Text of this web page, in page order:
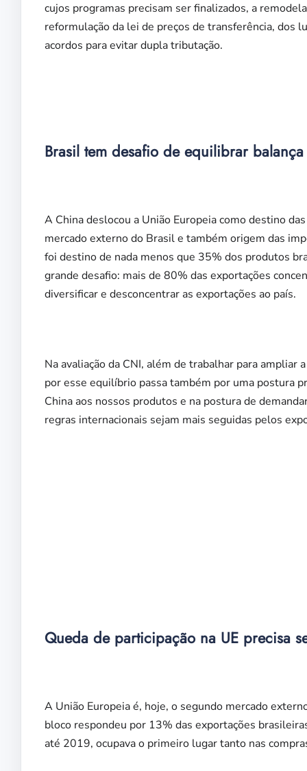
cujos programas precisam ser finalizados, a
reformulação da lei de preços de transferência, dos
acordos para evitar dupla tributação.
Brasil tem desafio de equilibrar
A China deslocou a União Europeia como destino
mercado externo do Brasil e também origem das
foi destino de nada menos que 35% dos produtos
grande desafio: mais de 80% das exportações
diversificar e desconcentrar as exportações ao país.
Na avaliação da CNI, além de trabalhar para
por esse equilíbrio passa também por uma postura
China aos nossos produtos e na postura de
regras internacionais sejam mais seguidas pelos
Queda de participação na UE precisa
A União Europeia é, hoje, o segundo mercado
bloco respondeu por 13% das exportações
até 2019, ocupava o primeiro lugar tanto nas